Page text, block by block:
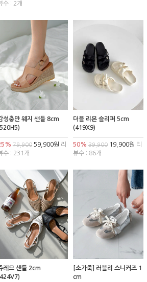
수 : 2개
성충만 웨지 샌들 8cm
79,90059,900원 리
수 : 231개
더블 리본 슬리퍼 5cm
(419X9)
50% 39,90019,900원 리
뷰수 : 86개
레므 샌들 2cm
[소가죽] 러블리 스니커즈 1
cm